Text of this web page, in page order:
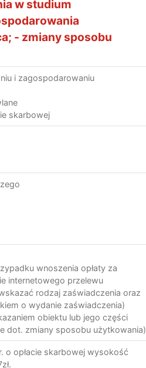
w studium
- zmiany sposobu
i zagospodarowaniu
skarbowej
wnoszenia opłaty za
internetowego przelewu
rodzaj zaświadczenia oraz
o wydanie zaświadczenia)
obiektu lub jego części
dot. zmiany sposobu użytkowania)
o opłacie skarbowej wysokość